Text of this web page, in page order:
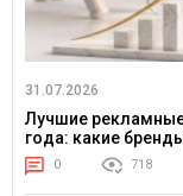
31.07.2026
Лучшие
года: какие
0 718